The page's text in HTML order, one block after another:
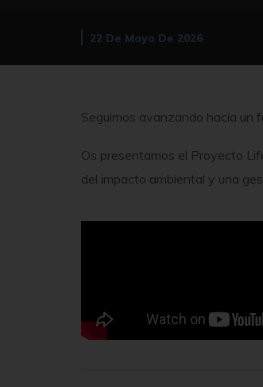
22 De Mayo De 2026
Seguimos avanzando hacia un
Os presentamos el Proyecto
del impacto ambiental y una